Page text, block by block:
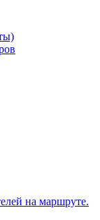
на маршруте.